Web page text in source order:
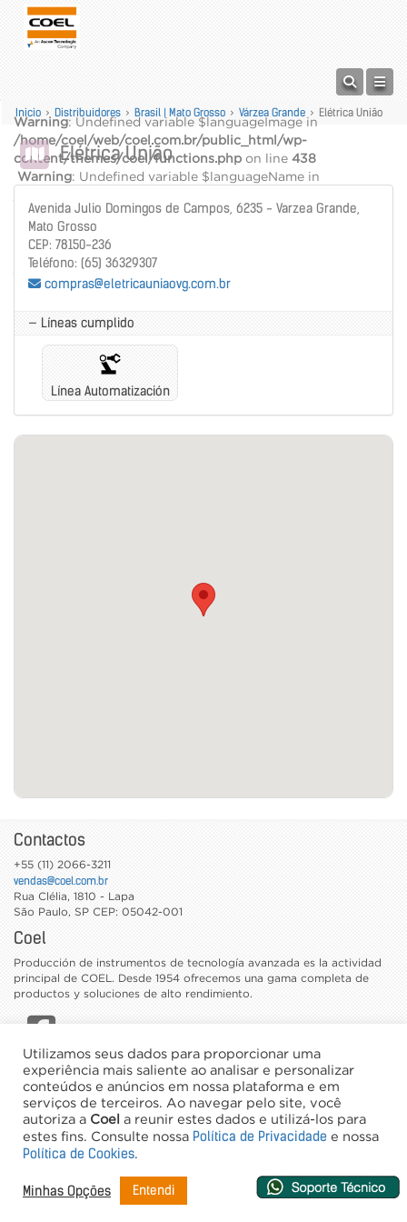
Warning: Undefined variable $languageImage in
/home/coel/web/coel.com.br/public_html/wp-
content/themes/coel/functions.php on line 438
Warning: Undefined variable $languageName in
content/themes/coel/functions.phpon line 439
alt="" />
Warning: Undefined variable $languageName in
/home/coel/web/coel.com.br/public_html/wp-
content/themes/coel/functions.php
Inicio > Distribuidores > Brasil | Mato Grosso > Várzea Grande > Elétrica União
Elétrica União
Avenida Julio Domingos de Campos, 6235 - Varzea Grande,
Mato Grosso
CEP: 78150-236
Teléfono: (65) 36329307
compras@eletricauniaovg.com.br
— Líneas cumplido
Línea Automatización
Contactos
+55 (11) 2066-3211
vendas@coel.com.br
Rua Clélia, 1810 - Lapa
São Paulo, SP CEP: 05042-001
Coel
Producción de instrumentos de tecnología avanzada es la actividad
principal de COEL. Desde 1954 ofrecemos una gama completa de
productos y soluciones de alto rendimiento.
CATÁLOGOS
TRABAJE CON NOSOTROS
NEWSLETTER
©2026 Coel - Todos los derechos reservados
Utilizamos seus dados para proporcionar uma
experiência mais saliente ao analisar e personalizar
conteúdos e anúncios em nossa plataforma e em
serviços de terceiros. Ao navegar pelo site, você
autoriza a Coel
a reunir estes dados e utilizá-los para
estes fins. Consulte nossa Política de Privacidade e nossa
Política de Cookies.
Minhas Opções Entendi